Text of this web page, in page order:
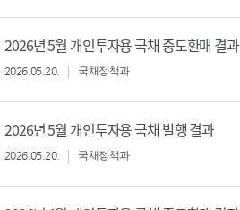
2026년 5월 개인투자용 국채 중도환매 결과
2026.05.20. 국채정책과
2026년 5월 개인투자용 국채 발행 결과
2026.05.20. 국채정책과